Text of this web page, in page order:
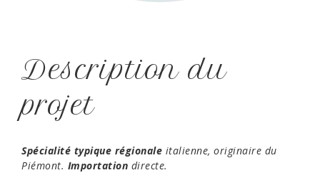
Description du
projet
Spécialité typique régionale italienne, originaire du
Piémont. Importation directe.